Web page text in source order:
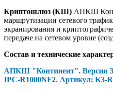
Криптошлюз (КШ) АПКШ
маршрутизации сетевого
экранирования и
передаче на сетевом уровне
Состав и технические
АПКШ "Континент". Версия
IPC-R1000NF2. Артикул: K3-R